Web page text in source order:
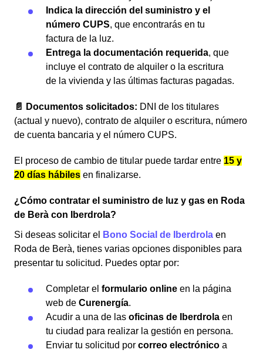
Indica la dirección del suministro y el
número CUPS, que encontrarás en tu
factura de la luz.
Entrega la documentación requerida, que
incluye el contrato de alquiler o la escritura
de la vivienda y las últimas facturas pagadas.
📄 Documentos solicitados: DNI de los titulares
(actual y nuevo), contrato de alquiler o escritura, número
de cuenta bancaria y el número CUPS.
El proceso de cambio de titular puede tardar entre 15 y
20 días hábiles en finalizarse.
¿Cómo contratar el suministro de luz y gas en Roda
de Berà con Iberdrola?
Si deseas solicitar el
Bono Social de Iberdrola en
Roda de Berà, tienes varias opciones disponibles para
presentar tu solicitud. Puedes optar por:
Completar el formulario online en la página
web de Curenergía.
Acudir a una de las oficinas de Iberdrola en
tu ciudad para realizar la gestión en persona.
Enviar tu solicitud por correo electrónico a